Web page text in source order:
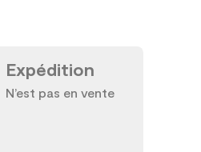
Expédition
N’est pas en vente